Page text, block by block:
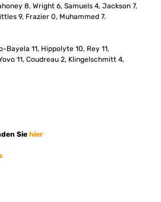
8, Wright 6, Samuels 4, Jackson 7,
9, Frazier 0, Muhammed 7.
Bayela 11, Hippolyte 10, Rey 11,
11, Coudreau 2, Klingelschmitt 4,
Sie hier